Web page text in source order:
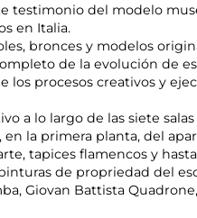
testimonio del modelo
en Italia.
bronces y modelos
de la evolución de
procesos creativos y
a lo largo de las siete salas
en la primera planta, del
tapices flamencos y
de propriedad del
Giovan Battista